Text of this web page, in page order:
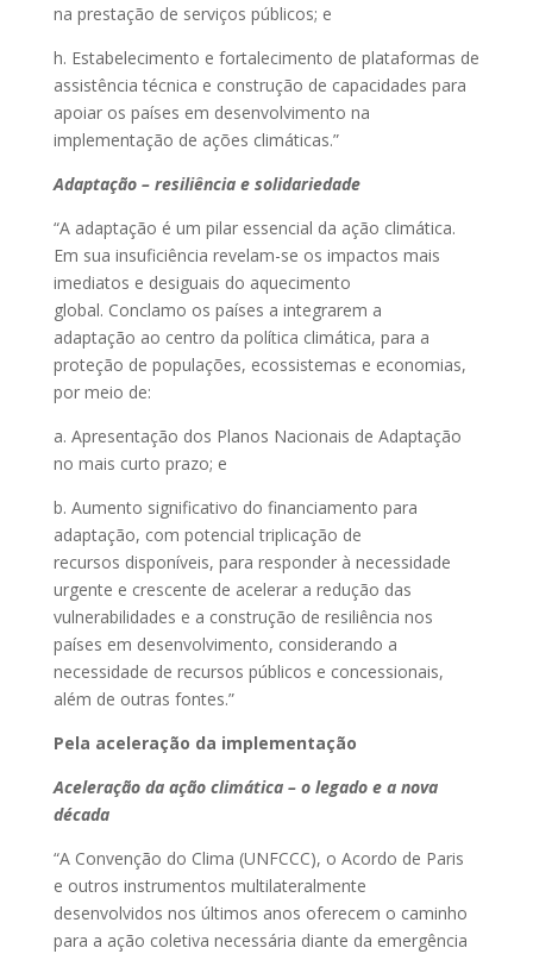
na prestação de serviços públicos; e
h. Estabelecimento e fortalecimento de plataformas de
assistência técnica e construção de capacidades para
apoiar os países em desenvolvimento na
implementação de ações climáticas.”
Adaptação – resiliência e solidariedade
“A adaptação é um pilar essencial da ação climática.
Em sua insuficiência revelam-se os impactos mais
imediatos e desiguais do aquecimento
global. Conclamo os países a integrarem a
adaptação ao centro da política climática, para a
proteção de populações, ecossistemas e economias,
por meio de:
a. Apresentação dos Planos Nacionais de Adaptação
no mais curto prazo; e
b. Aumento significativo do financiamento para
adaptação, com potencial triplicação de
recursos disponíveis, para responder à necessidade
urgente e crescente de acelerar a redução das
vulnerabilidades e a construção de resiliência nos
países em desenvolvimento, considerando a
necessidade de recursos públicos e concessionais,
além de outras fontes.”
Pela aceleração da implementação
Aceleração da ação climática – o legado e a nova
década
“A Convenção do Clima (UNFCCC), o Acordo de Paris
e outros instrumentos multilateralmente
desenvolvidos nos últimos anos oferecem o caminho
para a ação coletiva necessária diante da emergência